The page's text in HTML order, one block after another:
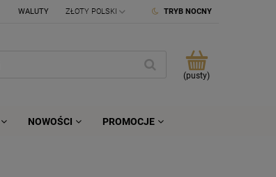
TRYB NOCNY
WALUTY
(pusty)
NOWOŚCI PROMOCJE